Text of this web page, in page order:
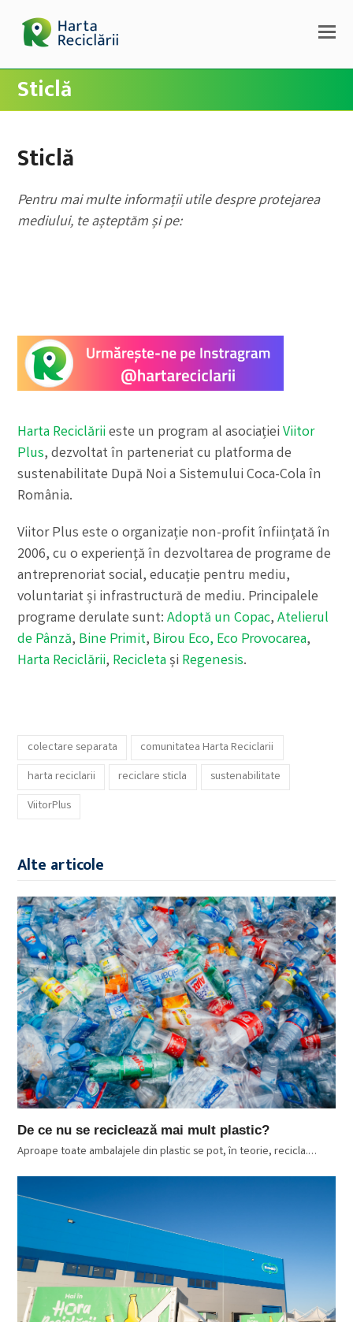
Sticlă
Sticlă
Pentru mai multe informații utile despre protejarea
mediului, te așteptăm și pe:
Harta Reciclăriieste un program al asociațieiViitor
Plus, dezvoltat în parteneriat cu platforma de
sustenabilitate După Noi a Sistemului Coca-Cola în
România.
Viitor Plus este o organizație non-profit înființată în
2006, cu o experiență în dezvoltarea de programe de
antreprenoriat social, educație pentru mediu,
voluntariat și infrastructură de mediu. Principalele
programe derulate sunt:Adoptă un Copac,Atelierul
de Pânză, Bine Primit, Birou Eco, Eco Provocarea,
Harta Reciclării, Recicletași Regenesis.
colectare separata
comunitatea Harta Reciclarii
harta reciclarii
reciclare sticla
sustenabilitate
ViitorPlus
Alte articole
De ce nu se reciclează mai mult plastic?
Aproape toate ambalajele din plastic se pot, în teorie, recicla.…